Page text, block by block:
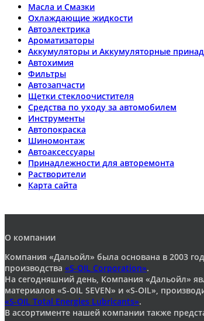
Масла и Смазки
Охлаждающие жидкости
Автоэлектрика
Ароматизаторы
Аккумуляторы и Аккумуляторные
Автохимия
Фильтры
Автозапчасти
Щетки стеклоочистителя
Средства по уходу за автомобилем
Инструменты
Автопокраска
Шиномонтаж
Автоаксессуары
Принадлежности для авторемонта
Растворители
Карта сайта
О компании
Компания «Дальойл» была основана в 2003
производства «S-OIL Corporation».
На сегодняшний день, Компания «Дальойл»
материалов «S-OIL SEVEN» и «S-OIL»,
«S-OIL Total Energies Lubricants».
В ассортименте нашей компании также